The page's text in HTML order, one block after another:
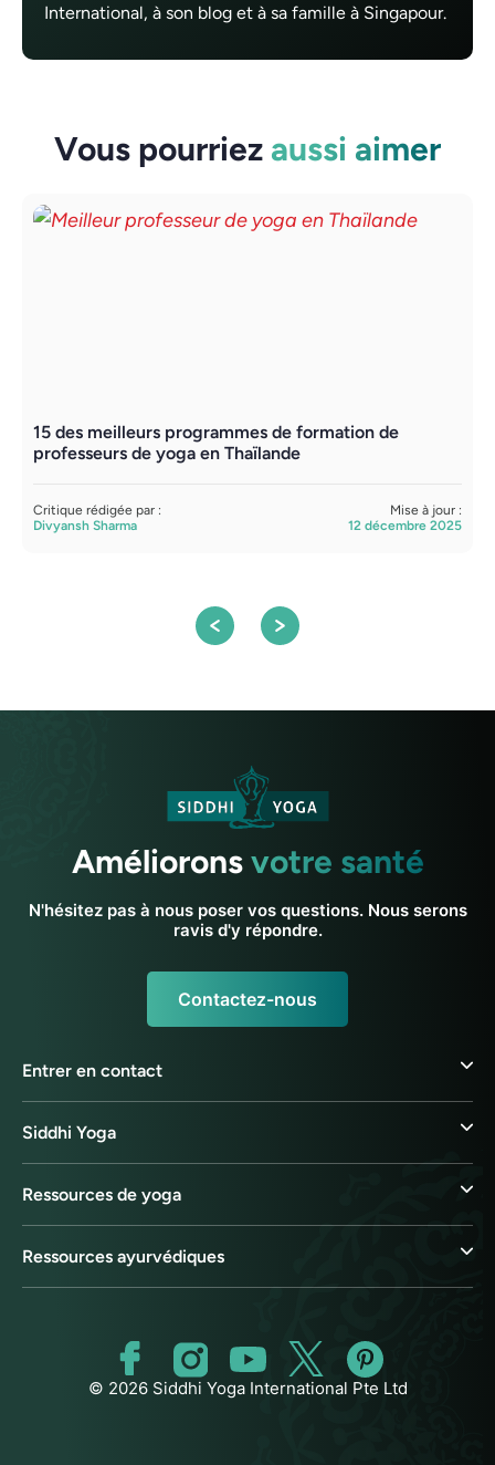
International, à son blog et à sa famille à Singapour.
Vous pourriez aussi aimer
15 des meilleurs programmes de formation de
professeurs de yoga en Thaïlande
Critique rédigée par :
Divyansh Sharma
Mise à jour :
12 décembre 2025
Amélioronsvotre santé
N'hésitez pas à nous poser vos questions. Nous serons
ravis d'y répondre.
Contactez-nous
Entrer en contact
Siddhi Yoga
Ressources de yoga
Ressources ayurvédiques
© 2026 Siddhi Yoga International Pte Ltd